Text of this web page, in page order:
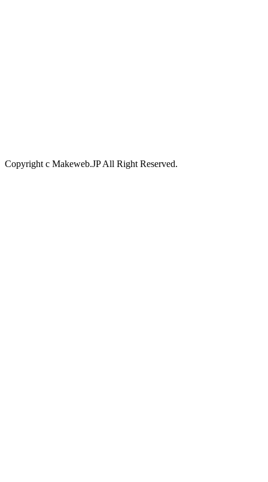
Copyright c Makeweb.JP All Right Reserved.